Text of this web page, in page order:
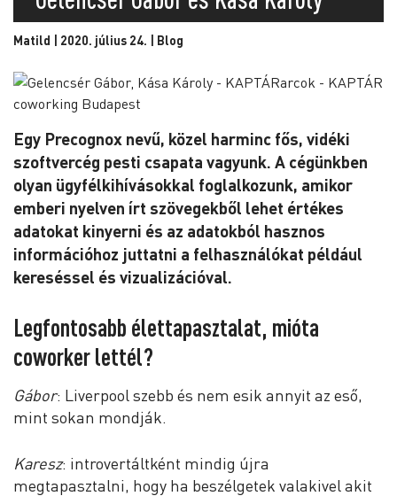
Matild | 2020. július 24. | Blog
Egy Precognox nevű, közel harminc fős, vidéki
szoftvercég pesti csapata vagyunk. A cégünkben
olyan ügyfélkihívásokkal foglalkozunk, amikor
emberi nyelven írt szövegekből lehet értékes
adatokat kinyerni és az adatokból hasznos
információhoz juttatni a felhasználókat például
kereséssel és vizualizációval.
Legfontosabb élettapasztalat, mióta
coworker lettél?
Gábor: Liverpool szebb és nem esik annyit az eső,
mint sokan mondják.
Karesz: introvertáltként mindig újra
megtapasztalni, hogy ha beszélgetek valakivel akit